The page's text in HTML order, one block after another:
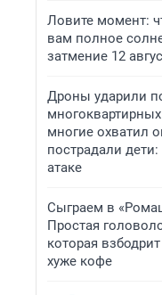
Ловите момент:
вам полное
затмение 12
Дроны ударили
многие охватил
пострадали
атаке
Сыграем в
Простая
которая
хуже кофе